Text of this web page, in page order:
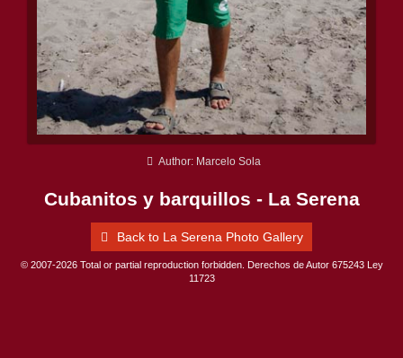
Author: Marcelo Sola
Cubanitos y barquillos - La Serena
Back to La Serena Photo Gallery
© 2007-2026 Total or partial reproduction forbidden. Derechos de Autor 675243 Ley
11723